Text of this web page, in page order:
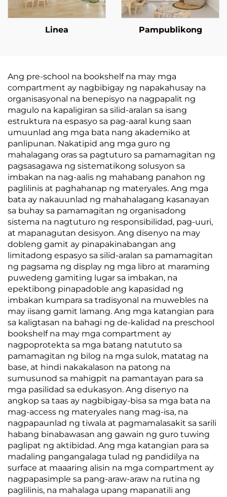
Linea Pampublikong
Ang pre-school na bookshelf na may mga
compartment ay nagbibigay ng napakahusay na
organisasyonal na benepisyo na nagpapalit ng
magulo na kapaligiran sa silid-aralan sa isang
estruktura na espasyo sa pag-aaral kung saan
umuunlad ang mga bata nang akademiko at
panlipunan. Nakatipid ang mga guro ng
mahalagang oras sa pagtuturo sa pamamagitan ng
pagsasagawa ng sistematikong solusyon sa
imbakan na nag-aalis ng mahabang panahon ng
paglilinis at paghahanap ng materyales. Ang mga
bata ay nakauunlad ng mahahalagang kasanayan
sa buhay sa pamamagitan ng organisadong
sistema na nagtuturo ng responsibilidad, pag-uuri,
at mapanagutan desisyon. Ang disenyo na may
dobleng gamit ay pinapakinabangan ang
limitadong espasyo sa silid-aralan sa pamamagitan
ng pagsama ng display ng mga libro at maraming
puwedeng gamiting lugar sa imbakan, na
epektibong pinapadoble ang kapasidad ng
imbakan kumpara sa tradisyonal na muwebles na
may iisang gamit lamang. Ang mga katangian para
sa kaligtasan na bahagi ng de-kalidad na preschool
bookshelf na may mga compartment ay
nagpoprotekta sa mga batang natututo sa
pamamagitan ng bilog na mga sulok, matatag na
base, at hindi nakakalason na patong na
sumusunod sa mahigpit na pamantayan para sa
mga pasilidad sa edukasyon. Ang disenyo na
angkop sa taas ay nagbibigay-bisa sa mga bata na
mag-access ng materyales nang mag-isa, na
nagpapaunlad ng tiwala at pagmamalasakit sa sarili
habang binabawasan ang gawain ng guro tuwing
paglipat ng aktibidad. Ang mga katangian para sa
madaling pangangalaga tulad ng pandidilya na
surface at maaaring alisin na mga compartment ay
nagpapasimple sa pang-araw-araw na rutina ng
paglilinis, na mahalaga upang mapanatili ang